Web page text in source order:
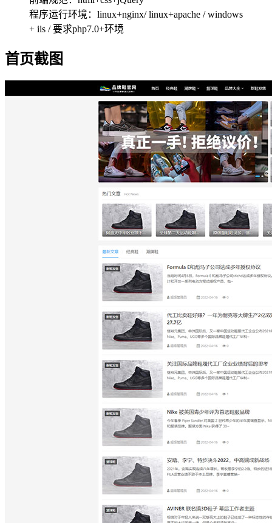
程序运行环境：linux+nginx/ linux+apache / windows
+ iis / 要求php7.0+环境
首页截图